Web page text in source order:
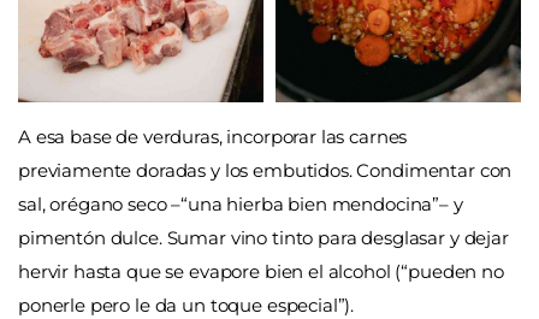
A esa base de verduras, incorporar las carnes
previamente doradas y los embutidos. Condimentar con
sal, orégano seco –“una hierba bien mendocina”– y
pimentón dulce. Sumar vino tinto para desglasar y dejar
hervir hasta que se evapore bien el alcohol (“pueden no
ponerle pero le da un toque especial”).